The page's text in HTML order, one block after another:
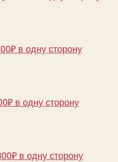
в одну сторону
в одну сторону
в одну сторону